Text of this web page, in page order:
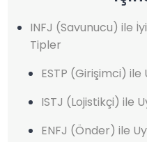
INFJ (Savunucu) ile
Tipler
ESTP (Girişimci) ile
ISTJ (Lojistikçi) ile
ENFJ (Önder) ile